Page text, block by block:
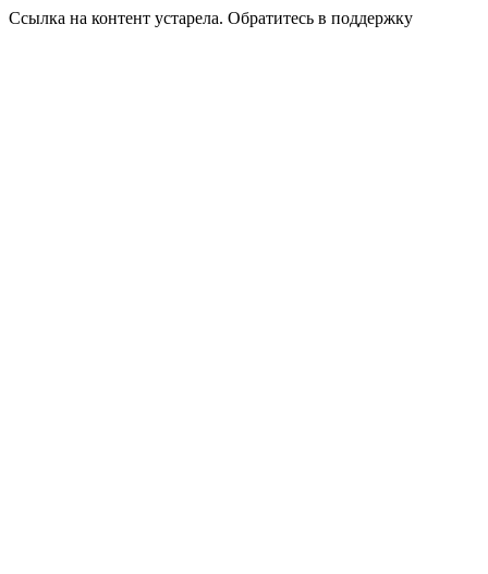
Ссылка на контент устарела. Обратитесь в поддержку